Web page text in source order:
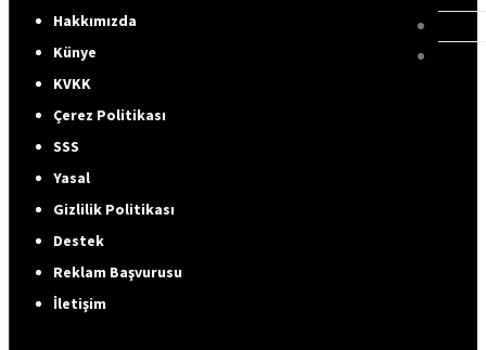
Hakkımızda
Künye
KVKK
Çerez Politikası
SSS
Yasal
Gizlilik Politikası
Destek
Reklam Başvurusu
İletişim